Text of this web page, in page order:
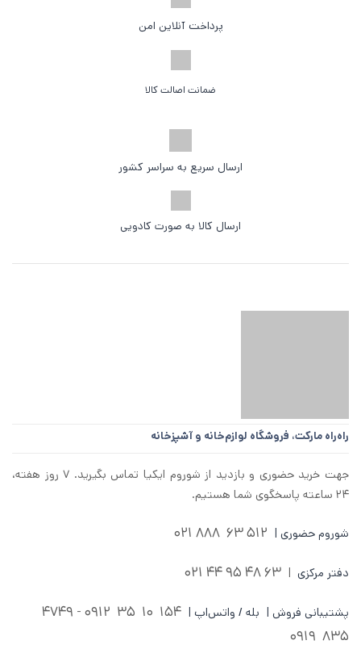
پرداخت آنلاین امن
ضمانت اصالت کالا
ارسال سریع به سراسر کشور
ارسال کالا به صورت کادویی
راه‌راه مارکت، فروشگاه لوازم‌خانه و آشپزخانه
جهت خرید حضوری و بازدید از شوروم ایکیا تماس بگیرید. ۷ روز هفته،
۲۴ ساعته پاسخگوی شما هستیم.
شوروم حضوری | 512 63 888 021
دفتر مرکزی |
63 48 95 44 021
پشتیبانی فروش | بله / واتس‌اپ | 154 10 35
835 0919